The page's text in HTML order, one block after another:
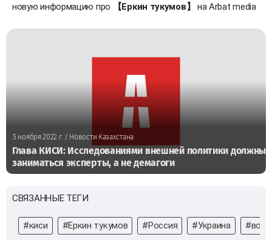
новую информацию про
【Еркин тукумов】 на Arbat media
5 ноября 2022 г. / Новости Казахстана
Глава КИСИ: Исследованиями внешней политики должны
заниматься эксперты, а не демагоги
СВЯЗАННЫЕ ТЕГИ
#киси #Еркин тукумов #Россия #Украина